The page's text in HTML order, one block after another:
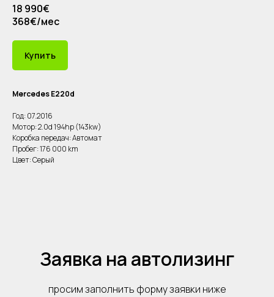
18 990€
368€/мес
Купить
Mercedes E220d
Год: 07.2016
Мотор: 2.0d 194hp (143kw)
Коробка передач: Автомат
Пробег: 176 000 km
Цвет: Серый
Заявка на автолизинг
просим заполнить форму заявки ниже